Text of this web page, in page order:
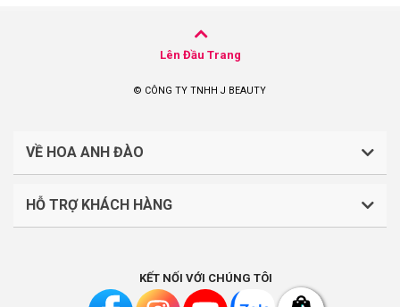
Lên Đầu Trang
© CÔNG TY TNHH J BEAUTY
VỀ HOA ANH ĐÀO
CÔNG TY TNHH J BEAUTY
Liên hệ: (028).7303.9118
HỖ TRỢ KHÁCH HÀNG
Chính sách vận chuyển, giao nhận
KẾT NỐI VỚI CHÚNG TÔI